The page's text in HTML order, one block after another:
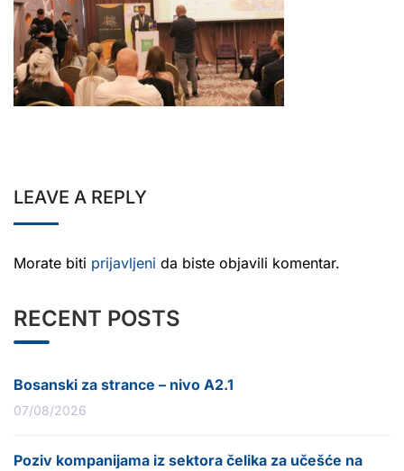
LEAVE A REPLY
Morate biti prijavljeni da biste objavili komentar.
RECENT POSTS
Bosanski za strance – nivo A2.1
07/08/2026
Poziv kompanijama iz sektora čelika za učešće na